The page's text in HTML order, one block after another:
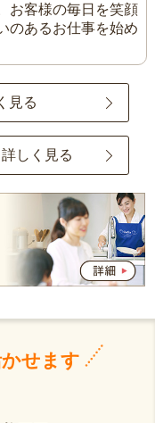
お客様の毎日を笑顔
のあるお仕事を始め
見る
しく見る
せます